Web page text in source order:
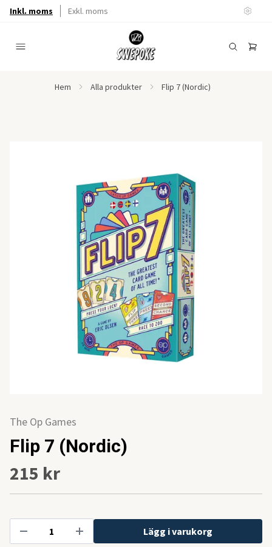
Inkl. moms Exkl. moms
Hem Alla produkter Flip 7 (Nordic)
The Op Games
Flip 7 (Nordic)
215 kr
Lägg i varukorg